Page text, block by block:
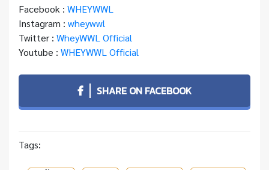
Facebook : WHEYWWL
Instagram : wheywwl
Twitter : WheyWWL Official
Youtube : WHEYWWL Official
SHARE ON FACEBOOK
Tags: